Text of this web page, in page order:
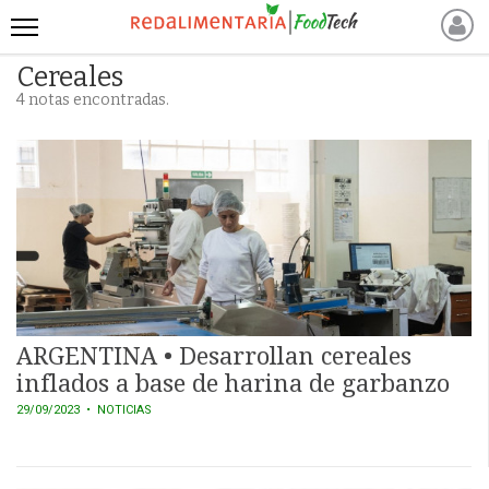
INICIO
NOTICIAS
ALTERNATIVAS
ANIMAL FREE
FOODTECH
OTROS INGREDIENTES
QUIÉNES SOMOS
MARKETPLACE
DIRECTORIO
Cereales
4 notas encontradas.
ARGENTINA • Desarrollan cereales
inflados a base de harina de garbanzo
29/09/2023 • NOTICIAS